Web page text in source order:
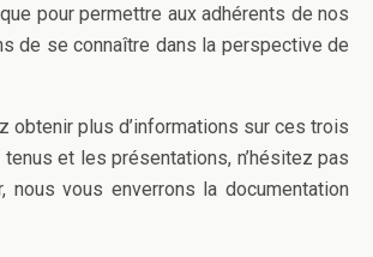
pour permettre aux adhérents de nos
de se connaître dans la perspective de
obtenir plus d’informations sur ces trois
et les présentations, n’hésitez pas
nous vous enverrons la documentation